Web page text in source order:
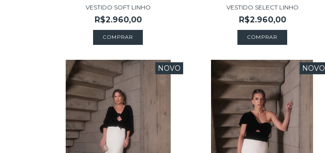
VESTIDO SOFT LINHO
R$2.960,00
COMPRAR
VESTIDO SELECT LINHO
R$2.960,00
COMPRAR
NOVO NOVO